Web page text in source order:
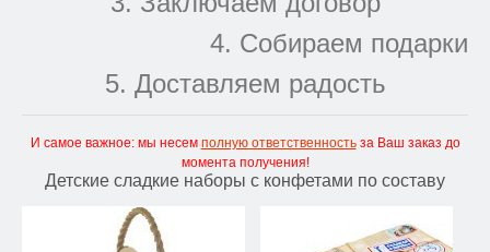
4. Собираем подарки
5. Доставляем радость
И самое важное: мы несем полную ответственностьза Ваш заказ до
момента получения!
Детские сладкие наборы с конфетами по составу